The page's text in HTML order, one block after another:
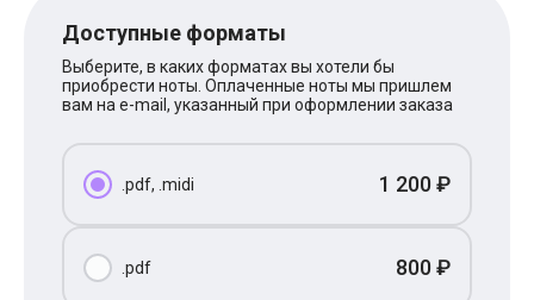
Billie Eilish
Макс Корж
Алена Швец
Michael Jackson
Modern Talking
BEARWOLF
Олег Газманов
Юрий Шатунов
Доступные форматы
Выберите, в каких форматах вы хотели бы
приобрести ноты. Оплаченные ноты мы пришлем
вам на e-mail, указанный при оформлении заказа
.pdf, .midi 1 200 ₽
.pdf 800 ₽